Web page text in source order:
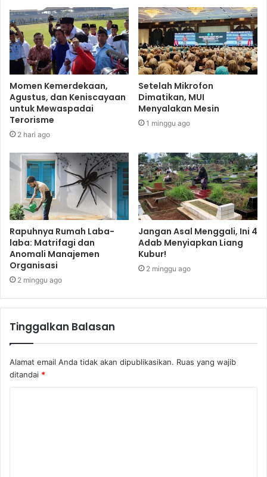
Momen Kemerdekaan,
Agustus, dan Keniscayaan
untuk Mewaspadai
Terorisme
2 hari ago
Setelah Mikrofon
Dimatikan, MUI
Menyalakan Mesin
1 minggu ago
Rapuhnya Rumah Laba-
laba: Matrifagi dan
Anomali Manajemen
Organisasi
2 minggu ago
Jangan Asal Menggali, Ini 4
Adab Menyiapkan Liang
Kubur!
2 minggu ago
Tinggalkan Balasan
Alamat email Anda tidak akan dipublikasikan. Ruas yang wajib
ditandai *